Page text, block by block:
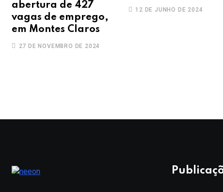
abertura de 427
vagas de emprego,
em Montes Claros
27 DE NOVEMBRO DE 2024
12 DE JUNHO DE 2024